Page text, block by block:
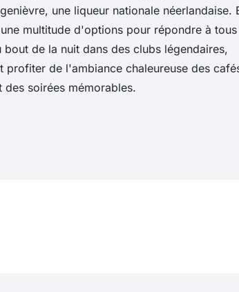
une liqueur nationale néerlandaise.
multitude d'options pour répondre à tous
de la nuit dans des clubs légendaires,
de l'ambiance chaleureuse des
soirées mémorables.